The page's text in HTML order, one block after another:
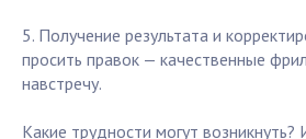
5. Получение результата и
просить правок — качественные
навстречу.
Какие трудности могут возникнуть?